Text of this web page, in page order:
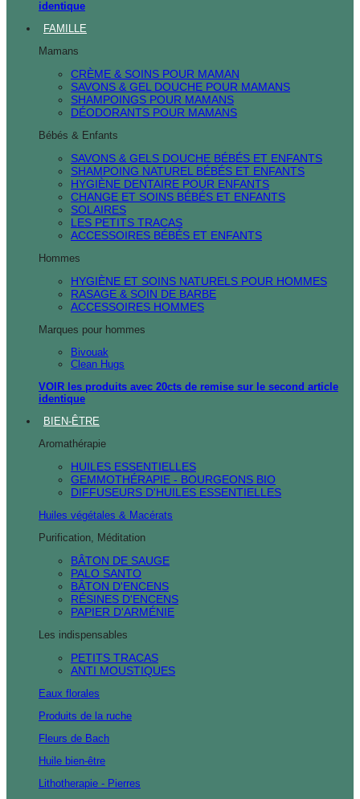
identique
FAMILLE
Mamans
CRÈME & SOINS POUR MAMAN
SAVONS & GEL DOUCHE POUR MAMANS
SHAMPOINGS POUR MAMANS
DÉODORANTS POUR MAMANS
Bébés & Enfants
SAVONS & GELS DOUCHE BÉBÉS ET ENFANTS
SHAMPOING NATUREL BÉBÉS ET ENFANTS
HYGIÈNE DENTAIRE POUR ENFANTS
CHANGE ET SOINS BÉBÉS ET ENFANTS
SOLAIRES
LES PETITS TRACAS
ACCESSOIRES BÉBÉS ET ENFANTS
Hommes
HYGIÈNE ET SOINS NATURELS POUR HOMMES
RASAGE & SOIN DE BARBE
ACCESSOIRES HOMMES
Marques pour hommes
Bivouak
Clean Hugs
VOIR les produits avec 20cts de remise sur le second article
identique
BIEN-ÊTRE
Aromathérapie
HUILES ESSENTIELLES
GEMMOTHÉRAPIE - BOURGEONS BIO
DIFFUSEURS D'HUILES ESSENTIELLES
Huiles végétales & Macérats
Purification, Méditation
BÂTON DE SAUGE
PALO SANTO
BÂTON D'ENCENS
RÉSINES D'ENCENS
PAPIER D'ARMÉNIE
Les indispensables
PETITS TRACAS
ANTI MOUSTIQUES
Eaux florales
Produits de la ruche
Fleurs de Bach
Huile bien-être
Lithotherapie - Pierres